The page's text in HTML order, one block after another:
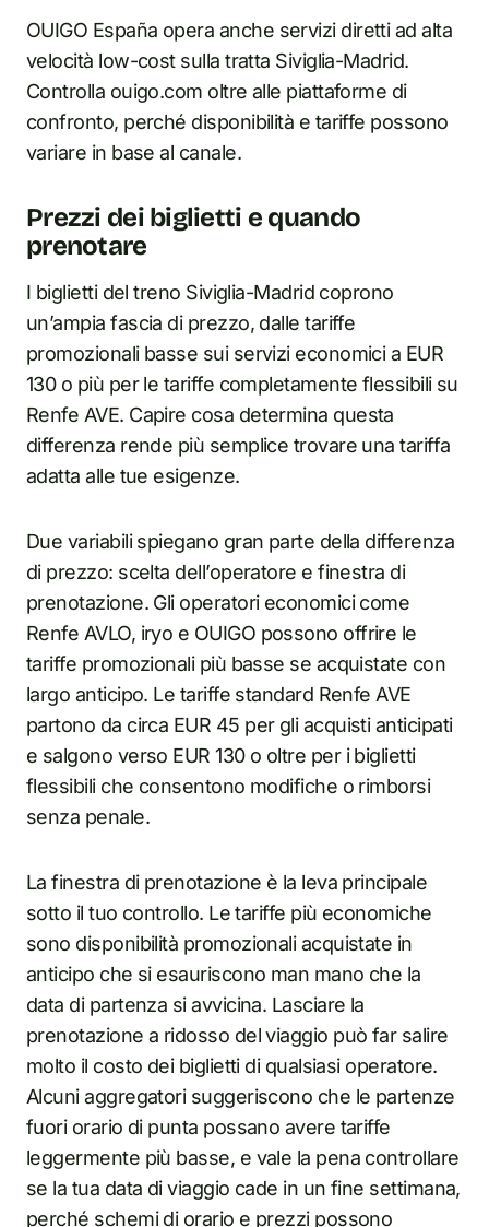
OUIGO España opera anche servizi diretti ad alta
velocità low-cost sulla tratta Siviglia-Madrid.
Controlla ouigo.com oltre alle piattaforme di
confronto, perché disponibilità e tariffe possono
variare in base al canale.
Prezzi dei biglietti e quando
prenotare
I biglietti del treno Siviglia-Madrid coprono
un’ampia fascia di prezzo, dalle tariffe
promozionali basse sui servizi economici a EUR
130 o più per le tariffe completamente flessibili su
Renfe AVE. Capire cosa determina questa
differenza rende più semplice trovare una tariffa
adatta alle tue esigenze.
Due variabili spiegano gran parte della differenza
di prezzo: scelta dell’operatore e finestra di
prenotazione. Gli operatori economici come
Renfe AVLO, iryo e OUIGO possono offrire le
tariffe promozionali più basse se acquistate con
largo anticipo. Le tariffe standard Renfe AVE
partono da circa EUR 45 per gli acquisti anticipati
e salgono verso EUR 130 o oltre per i biglietti
flessibili che consentono modifiche o rimborsi
senza penale.
La finestra di prenotazione è la leva principale
sotto il tuo controllo. Le tariffe più economiche
sono disponibilità promozionali acquistate in
anticipo che si esauriscono man mano che la
data di partenza si avvicina. Lasciare la
prenotazione a ridosso del viaggio può far salire
molto il costo dei biglietti di qualsiasi operatore.
Alcuni aggregatori suggeriscono che le partenze
fuori orario di punta possano avere tariffe
leggermente più basse, e vale la pena controllare
se la tua data di viaggio cade in un fine settimana,
perché schemi di orario e prezzi possono